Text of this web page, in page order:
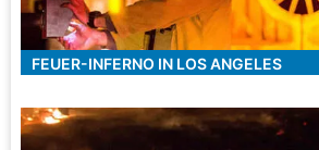
FEUER-INFERNO IN LOS ANGELES